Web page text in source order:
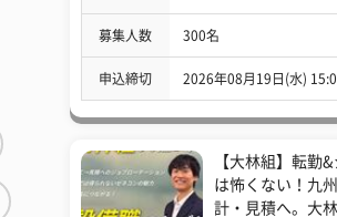
募集人数 300名
申込締切 2026年08月19日(水)
【大林組】転勤
は怖くない！九
計・見積へ。大